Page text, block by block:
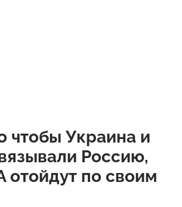
чтобы Украина и
Россию,
по своим